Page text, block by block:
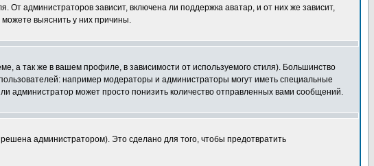
От администраторов зависит, включена ли поддержка аватар, и от них же зависит,
выяснить у них причины.
а так же в вашем профиле, в зависимости от используемого стиля). Большинство
например модераторы и администраторы могут иметь специальные
администратор может просто понизить количество отправленных вами сообщений.
администратором). Это сделано для того, чтобы предотвратить